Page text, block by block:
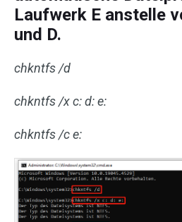
Laufwerk E anstelle
und D.
chkntfs /d
chkntfs /x c: d: e:
chkntfs /c e: